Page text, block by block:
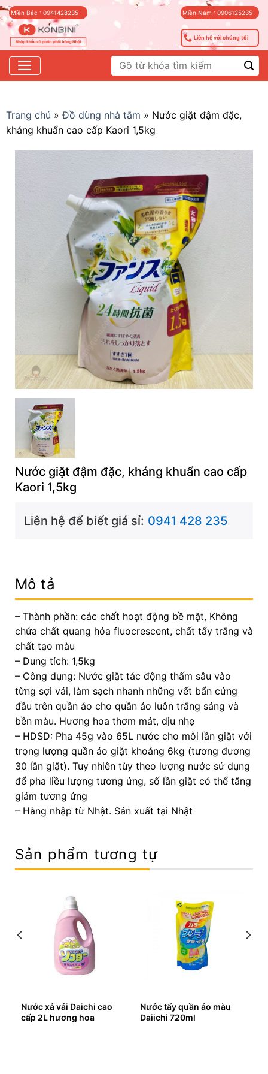
Skip
to
content
Miền Bắc : 0941428235 Miền Nam : 0906125235
Liên hệ với chúng tôi
Tìm
kiếm:
Trang chủ »Đồ dùng nhà tắm » Nước giặt đậm đặc,
kháng khuẩn cao cấp Kaori 1,5kg
Nước giặt đậm đặc, kháng khuẩn cao cấp
Kaori 1,5kg
Liên hệ để biết giá sỉ: 0941 428 235
Mô tả
– Thành phần: các chất hoạt động bề mặt, Không
chứa chất quang hóa fluocrescent, chất tẩy trắng và
chất tạo màu
– Dung tích: 1,5kg
– Công dụng: Nước giặt tác động thấm sâu vào
từng sợi vải, làm sạch nhanh những vết bẩn cứng
đầu trên quần áo cho quần áo luôn trắng sáng và
bền màu. Hương hoa thơm mát, dịu nhẹ
– HDSD: Pha 45g vào 65L nước cho mỗi lần giặt với
trọng lượng quần áo giặt khoảng 6kg (tương đương
30 lần giặt). Tuy nhiên tùy theo lượng nước sử dụng
để pha liều lượng tương ứng, số lần giặt có thể tăng
giảm tương ứng
– Hàng nhập từ Nhật. Sản xuất tại Nhật
Sản phẩm tương tự
Nước xả vải Daichi cao
cấp 2L hương hoa
Nước tẩy quần áo màu
Daiichi 720ml